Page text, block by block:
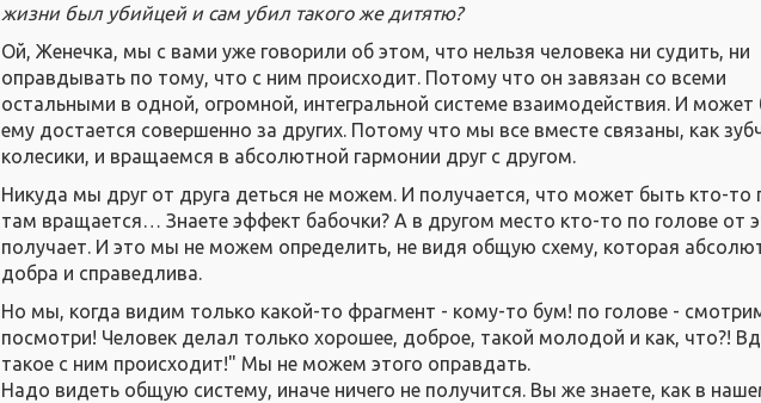
жизни был убийцей и сам убил такого же дитятю?
Ой, Женечка, мы с вами уже говорили об этом, что нельзя человека ни судить, ни
оправдывать по тому, что с ним происходит. Потому что он завязан со всеми
остальными в одной, огромной, интегральной системе взаимодействия. И может
ему достается совершенно за других. Потому что мы все вместе связаны, как
колесики, и вращаемся в абсолютной гармонии друг с другом.
Никуда мы друг от друга деться не можем. И получается, что может быть кто-то
там вращается… Знаете эффект бабочки? А в другом место кто-то по голове от
получает. И это мы не можем определить, не видя общую схему, которая
добра и справедлива.
Но мы, когда видим только какой-то фрагмент - кому-то бум! по голове -
посмотри! Человек делал только хорошее, доброе, такой молодой и как, что?!
такое с ним происходит!" Мы не можем этого оправдать.
Надо видеть общую систему, иначе ничего не получится. Вы же знаете, как в